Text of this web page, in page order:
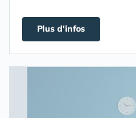
Plus d'infos